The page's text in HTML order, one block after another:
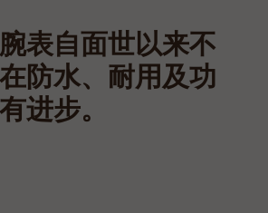
表自面世以来不
防水、耐用及功
进步。